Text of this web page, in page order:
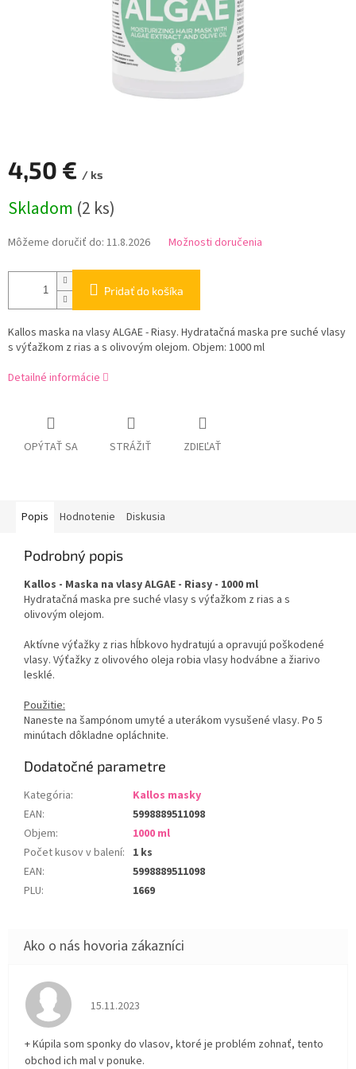
4,50 € / ks
cena:
Skladom (2 ks)
Môžeme doručiť do: 11.8.2026 Možnosti doručenia
Pridať do košíka
Kallos maska na vlasy ALGAE - Riasy. Hydratačná maska pre suché vlasy
s výťažkom z rias a s olivovým olejom. Objem: 1000 ml
Detailné informácie
OPÝTAŤ SA STRÁŽIŤ ZDIEĽAŤ
Popis Hodnotenie Diskusia
Podrobný popis
Kallos - Maska na vlasy ALGAE - Riasy - 1000 ml
Hydratačná maska pre suché vlasy s výťažkom z rias a s
olivovým olejom.
Aktívne výťažky z rias hĺbkovo hydratujú a opravujú poškodené
vlasy. Výťažky z olivového oleja robia vlasy hodvábne a žiarivo
lesklé.
Použitie:
Naneste na šampónom umyté a uterákom vysušené vlasy. Po 5
minútach dôkladne opláchnite.
Dodatočné parametre
Kategória:
Kallos masky
EAN:
5998889511098
Objem:
1000 ml
Počet kusov v balení: 1 ks
EAN:
5998889511098
PLU: 1669
Hodnotenie obchodu je 5 z 5 hviezdičiek.
15.11.2023
+ Kúpila som sponky do vlasov, ktoré je problém zohnať, tento
obchod ich mal v ponuke.